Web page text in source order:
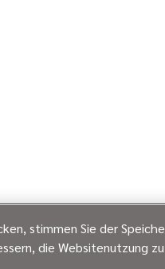
stimmen Sie der
die Websitenutzung